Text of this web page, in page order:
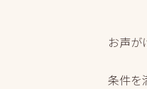
お声が
条件を